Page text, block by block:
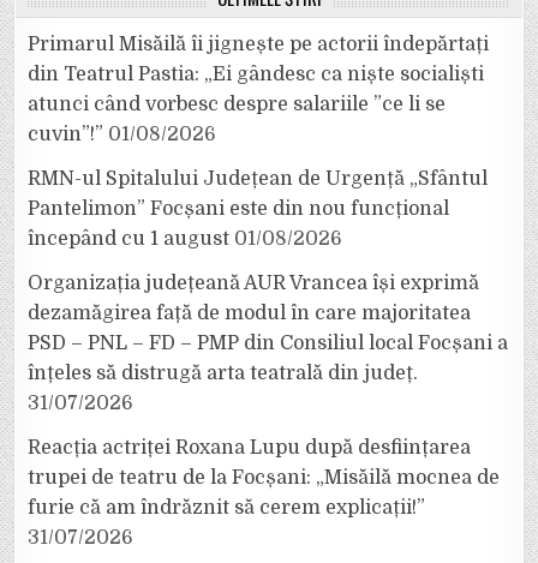
Primarul Misăilă îi jignește pe actorii îndepărtați
din Teatrul Pastia: „Ei gândesc ca niște socialiști
atunci când vorbesc despre salariile ”ce li se
cuvin”!” 01/08/2026
RMN-ul Spitalului Județean de Urgență „Sfântul
Pantelimon” Focșani este din nou funcțional
începând cu 1 august 01/08/2026
Organizația județeană AUR Vrancea își exprimă
dezamăgirea față de modul în care majoritatea
PSD – PNL – FD – PMP din Consiliul local Focșani a
înțeles să distrugă arta teatrală din județ.
31/07/2026
Reacția actriței Roxana Lupu după desființarea
trupei de teatru de la Focșani: „Misăilă mocnea de
furie că am îndrăznit să cerem explicații!”
31/07/2026